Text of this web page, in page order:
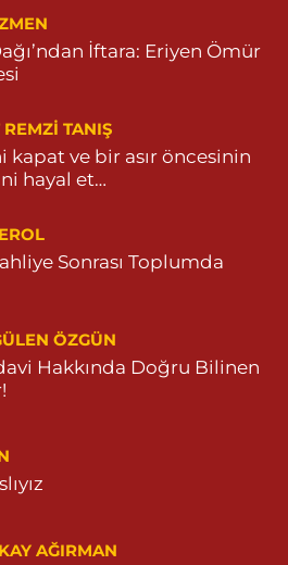
İftara: Eriyen Ömür
TANIŞ
kapat ve bir asır öncesinin
hayal et…
Sonrası Toplumda
ÖZGÜN
Hakkında Doğru Bilinen
AĞIRMAN